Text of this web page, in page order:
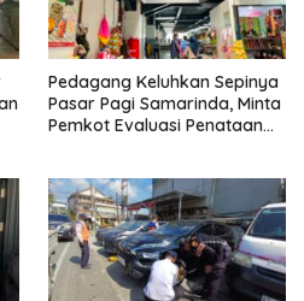
Pedagang Keluhkan Sepinya
Pasar Pagi Samarinda, Minta
Pemkot Evaluasi Penataan